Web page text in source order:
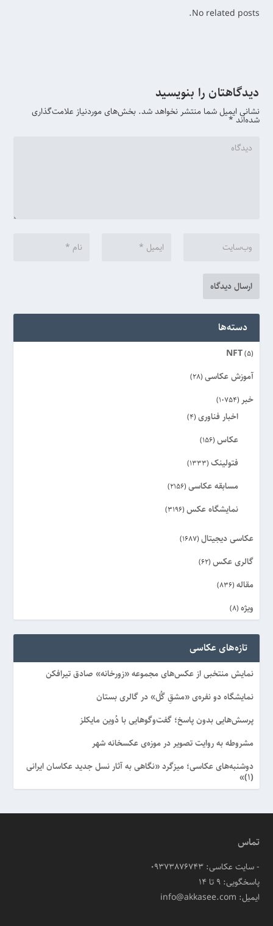
No related posts.
دیدگاهتان را بنویسید
نشانی ایمیل شما منتشر نخواهد شد. بخش‌های موردنیاز علامت‌گذاری
شده‌اند*
دسته‌ها
NFT(5)
آموزش عکاسی (28)
خبر (10754)
اخبار فناوری (4)
عکاس (156)
فتولینک (1333)
مسابقه عکاسی (2156)
نمایشگاه عکس (3196)
عکاسی دیجیتال (1687)
گالری عکس (62)
مقاله (836)
ویژه (8)
تازه‌های عکاسی
نمایش منتخبی از عکس‌های مجموعه «زورخانه» صادق تیرافکن
نمایشگاه دو نفره‌ی «مشقِ گُل» در گالری بستان
پرسش‌هایی بدون پاسخ؛ گفت‌وگوهایی با دُوین مایکلز
مشروطه به روایت تصویر در موزه‌ی عکسخانه شهر
دوشنبه‌های عکاسی؛ میزگرد «نگاهی به آثار نسل جدید عکاسان ایرانی
(۱)»
تماس
- سایت عکاسی: 09373876743
پاسخگویی: ۹ تا ۱۴
ایمیل: info@akkasee.com